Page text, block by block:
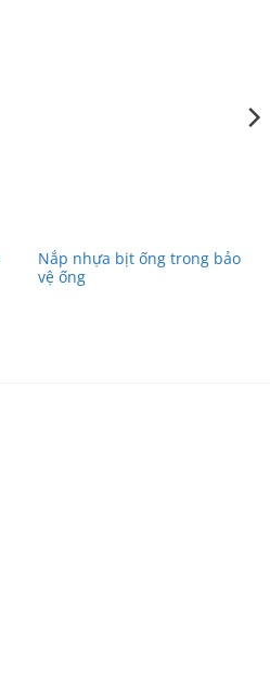
Nắp nhựa bịt ống trong bảo
vệ ống